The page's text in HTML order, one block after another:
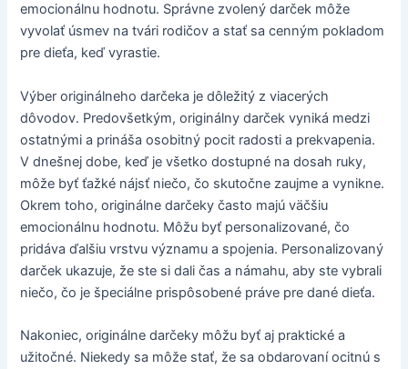
emocionálnu hodnotu. Správne zvolený darček môže
vyvolať úsmev na tvári rodičov a stať sa cenným pokladom
pre dieťa, keď vyrastie.
Výber originálneho darčeka je dôležitý z viacerých
dôvodov. Predovšetkým, originálny darček vyniká medzi
ostatnými a prináša osobitný pocit radosti a prekvapenia.
V dnešnej dobe, keď je všetko dostupné na dosah ruky,
môže byť ťažké nájsť niečo, čo skutočne zaujme a vynikne.
Okrem toho, originálne darčeky často majú väčšiu
emocionálnu hodnotu. Môžu byť personalizované, čo
pridáva ďalšiu vrstvu významu a spojenia. Personalizovaný
darček ukazuje, že ste si dali čas a námahu, aby ste vybrali
niečo, čo je špeciálne prispôsobené práve pre dané dieťa.
Nakoniec, originálne darčeky môžu byť aj praktické a
užitočné. Niekedy sa môže stať, že sa obdarovaní ocitnú s